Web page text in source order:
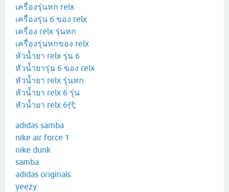
เครื่องรุ่นหก relx
เครื่องรุ่น 6 ของ relx
เครื่อง relx รุ่นหก
เครื่องรุ่นหกของ relx
หัวน้ำยา relx รุ่น 6
หัวน้ำยารุ่น 6 ของ relx
หัวน้ำยา relx รุ่นหก
หัวน้ำยา relx 6 รุ่น
หัวน้ำยา relx 6代
adidas samba
nike air force 1
nike dunk
samba
adidas originals
yeezy